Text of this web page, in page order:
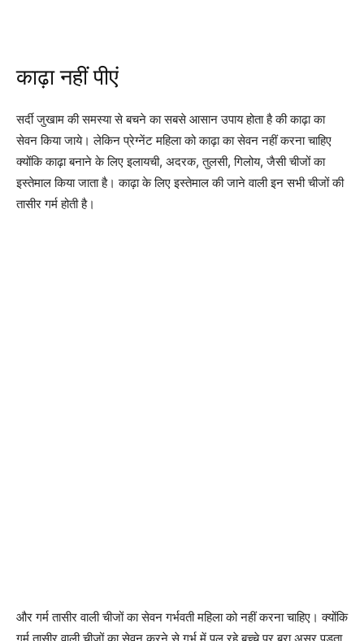
काढ़ा नहीं पीएं
सर्दी जुखाम की समस्या से बचने का सबसे आसान उपाय होता है की काढ़ा का
सेवन किया जाये। लेकिन प्रेग्नेंट महिला को काढ़ा का सेवन नहीं करना चाहिए
क्योंकि काढ़ा बनाने के लिए इलायची, अदरक, तुलसी, गिलोय, जैसी चीजों का
इस्तेमाल किया जाता है। काढ़ा के लिए इस्तेमाल की जाने वाली इन सभी चीजों की
तासीर गर्म होती है।
और गर्म तासीर वाली चीजों का सेवन गर्भवती महिला को नहीं करना चाहिए। क्योंकि